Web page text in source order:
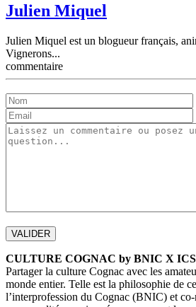
Julien Miquel
Julien Miquel est un blogueur français,
Vignerons...
commentaire
CULTURE COGNAC by BNIC X ICS
Partager la culture Cognac avec les
monde entier. Telle est la philosophie de
l’interprofession du Cognac (BNIC) et co-